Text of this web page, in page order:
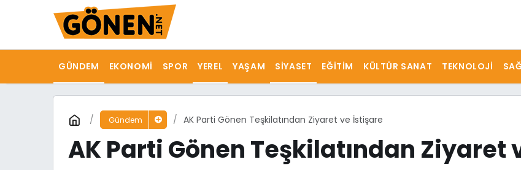
GÜNDEM EKONOMI SPOR YEREL YAŞAM SIYASET EĞITIM KÜLTÜR SANAT TEKNOLOJI
Gündem AK Parti Gönen Teşkilatından Ziyaret ve İstişare
AK Parti Gönen Teşkilatından Ziyaret